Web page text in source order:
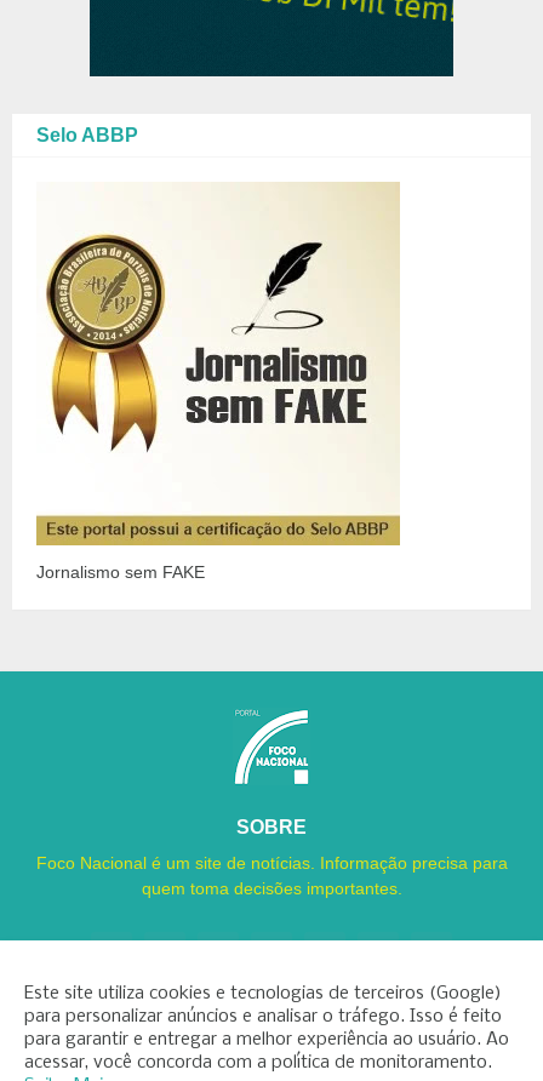
Selo ABBP
Jornalismo sem FAKE
SOBRE
Foco Nacional é um site de notícias. Informação precisa para
quem toma decisões importantes.
Copyright ©2026 Foco Nacional
Este site utiliza cookies e tecnologias de terceiros (Google)
para personalizar anúncios e analisar o tráfego. Isso é feito
para garantir e entregar a melhor experiência ao usuário. Ao
acessar, você concorda com a política de monitoramento.